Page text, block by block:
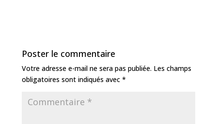
b
o
o
k
n
g
e
r
g
e st n r
Poster le commentaire
Votre adresse e-mail ne sera pas publiée. Les champs
obligatoires sont indiqués avec *